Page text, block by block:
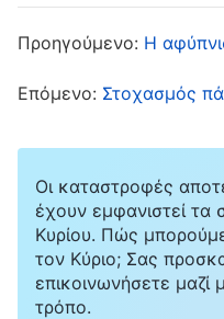
άχρηστοι· είναι
κατηγορίας. Όσο
παρόλο που έχουν
άχρηστο. Είναι
οφείλουν να
ακόμη κι αν
Προηγούμενο: Η
Επόμενο: Στοχασμός
Οι καταστροφές
έχουν εμφανιστεί τα
Κυρίου. Πώς
τον Κύριο; Σας
επικοινωνήσετε μαζί
τρόπο.